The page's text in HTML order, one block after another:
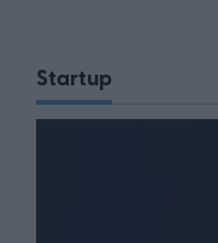
Startup